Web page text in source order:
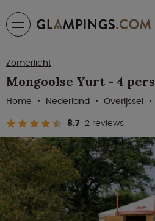
Zomerlicht
Mongoolse Yurt - 4
8.7 2 reviews
Home Nederland Overijssel